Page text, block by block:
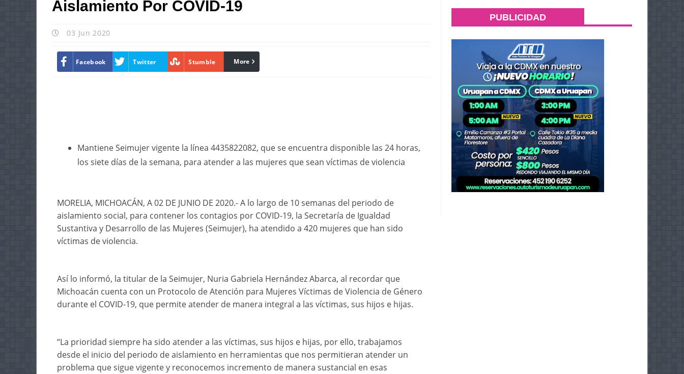
Aislamiento Por COVID-19
03 Jun 2020
Facebook Twitter Stumble linkedin
More
Mantiene Seimujer vigente la línea 4435822082, que se encuentra disponible las 24 horas,
los siete días de la semana, para atender a las mujeres que sean víctimas de violencia
MORELIA, MICHOACÁN, A 02 DE JUNIO DE 2020.- A lo largo de 10 semanas del periodo de
aislamiento social, para contener los contagios por COVID-19, la Secretaría de Igualdad
Sustantiva y Desarrollo de las Mujeres (Seimujer), ha atendido a 420 mujeres que han sido
víctimas de violencia.
Así lo informó, la titular de la Seimujer, Nuria Gabriela Hernández Abarca, al recordar que
Michoacán cuenta con un Protocolo de Atención para Mujeres Víctimas de Violencia de Género
durante el COVID-19, que permite atender de manera integral a las víctimas, sus hijos e hijas.
“La prioridad siempre ha sido atender a las víctimas, sus hijos e hijas, por ello, trabajamos
desde el inicio del periodo de aislamiento en herramientas que nos permitieran atender un
problema que sigue vigente y reconocemos incremento de manera sustancial en esas
PUBLICIDAD